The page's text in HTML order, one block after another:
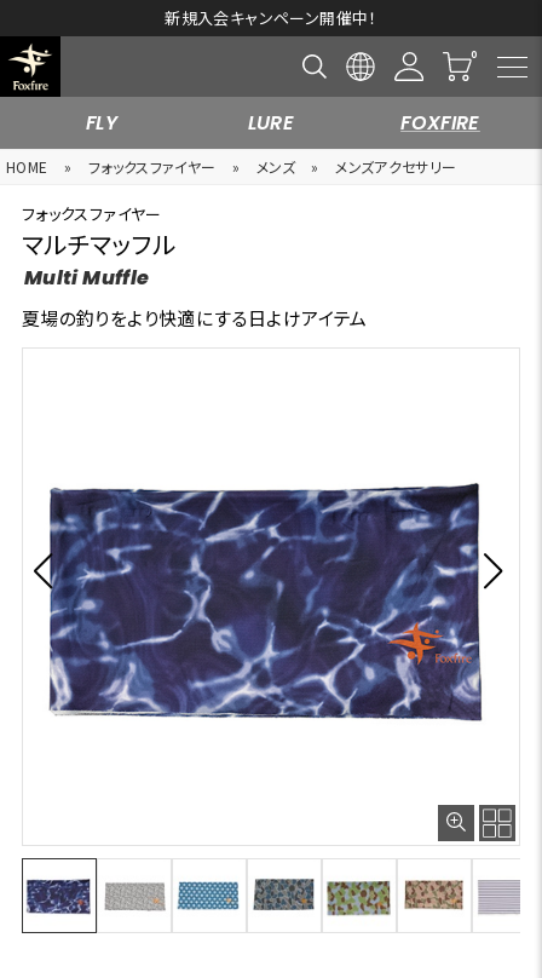
新規入会キャンペーン開催中！
FLY LURE FOXFIRE
HOME » フォックスファイヤー » メンズ » メンズアクセサリー
フォックスファイヤー
マルチマッフル
Multi Muffle
夏場の釣りをより快適にする日よけアイテム